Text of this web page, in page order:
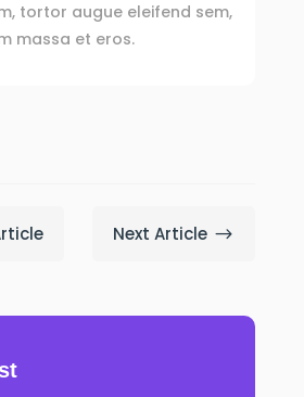
tortor augue eleifend sem,
massa et eros.
Next Article $